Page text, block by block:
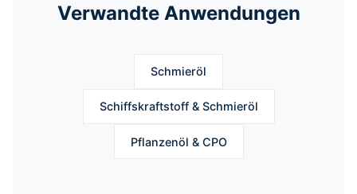
Verwandte Anwendungen
Schmieröl
Schiffskraftstoff & Schmieröl
Pflanzenöl & CPO